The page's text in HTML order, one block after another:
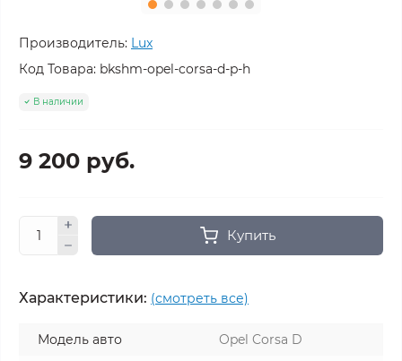
Производитель: Lux
Код Товара: bkshm-opel-corsa-d-p-h
В наличии
9 200 руб.
Купить
Характеристики: (смотреть все)
Модель авто
Opel Corsa D